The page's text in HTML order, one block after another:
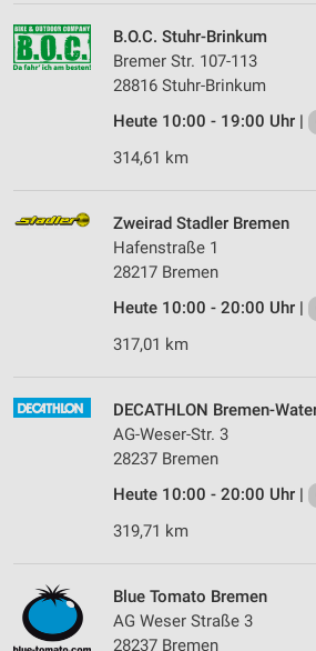
B.O.C. Stuhr-Brinkum
Bremer Str. 107-113
28816 Stuhr-Brinkum
Heute 10:00 - 19:00 Uhr |
314,61 km
Zweirad Stadler Bremen
Hafenstraße 1
28217 Bremen
Heute 10:00 - 20:00 Uhr |
317,01 km
DECATHLON Bremen-
AG-Weser-Str. 3
28237 Bremen
Heute 10:00 - 20:00 Uhr |
319,71 km
Blue Tomato Bremen
AG Weser Straße 3
28237 Bremen